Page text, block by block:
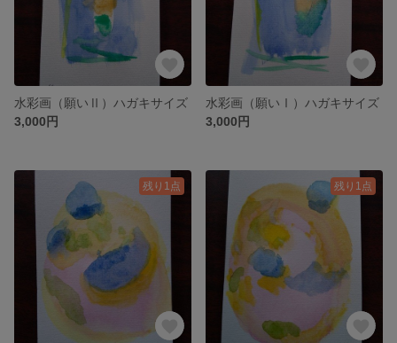
水彩画（願いⅡ）ハガキサイズ
3,000円
水彩画（願いⅠ）ハガキサイズ
3,000円
残り1点 残り1点